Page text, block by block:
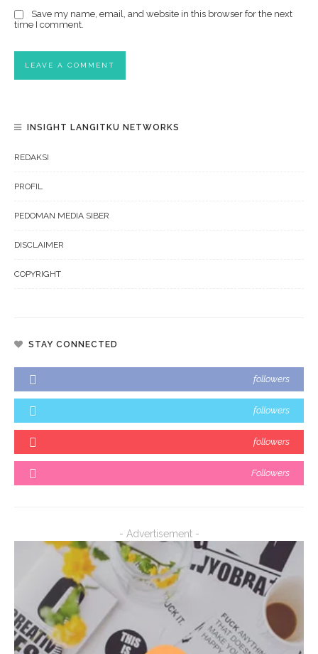
Save my name, email, and website in this browser for the next
time I comment.
INSIGHT LANGITKU NETWORKS
REDAKSI
PROFIL
PEDOMAN MEDIA SIBER
DISCLAIMER
COPYRIGHT
STAY CONNECTED
followers
followers
followers
Followers
- Advertisement -